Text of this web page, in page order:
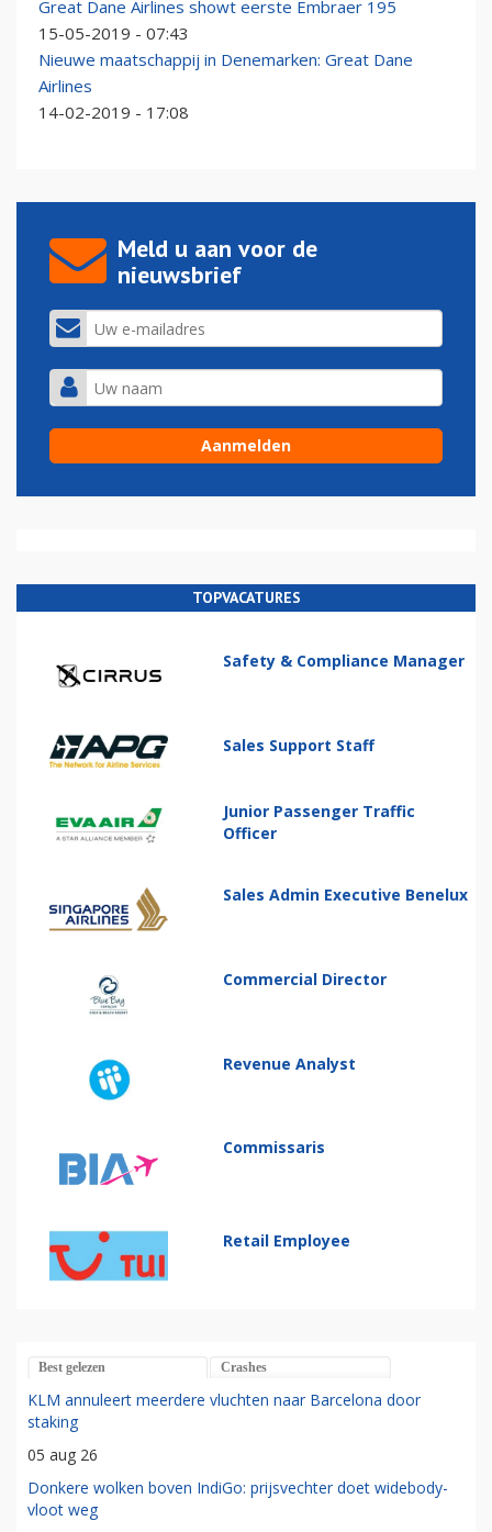
Great Dane Airlines showt eerste Embraer 195
15-05-2019 - 07:43
Nieuwe maatschappij in Denemarken: Great Dane
Airlines
14-02-2019 - 17:08
Meld u aan voor de
nieuwsbrief
TOPVACATURES
Safety & Compliance Manager
Sales Support Staff
Junior Passenger Traffic
Officer
Sales Admin Executive Benelux
Commercial Director
Revenue Analyst
Commissaris
Retail Employee
Best gelezen Crashes
KLM annuleert meerdere vluchten naar Barcelona door
staking
05 aug 26
Donkere wolken boven IndiGo: prijsvechter doet widebody-
vloot weg